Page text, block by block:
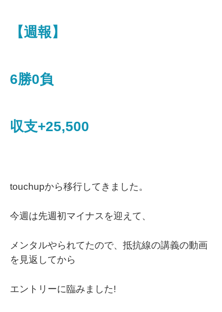
【週報】
6勝0負
収支+25,500
touchupから移行してきました。
今週は先週初マイナスを迎えて、
メンタルやられてたので、抵抗線の講義の動画
を見返してから
エントリーに臨みました!